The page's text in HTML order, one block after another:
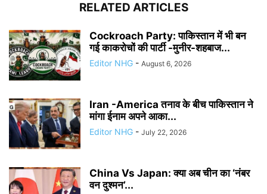
RELATED ARTICLES
Cockroach Party: पाकिस्तान में भी बन
गई काकरोचों की पार्टी -मुनीर-शहबाज...
Editor NHG - August 6, 2026
Iran -America तनाव के बीच पाकिस्तान ने
मांगा ईनाम अपने आका...
Editor NHG - July 22, 2026
China Vs Japan: क्या अब चीन का ‘नंबर
वन दुश्मन’...